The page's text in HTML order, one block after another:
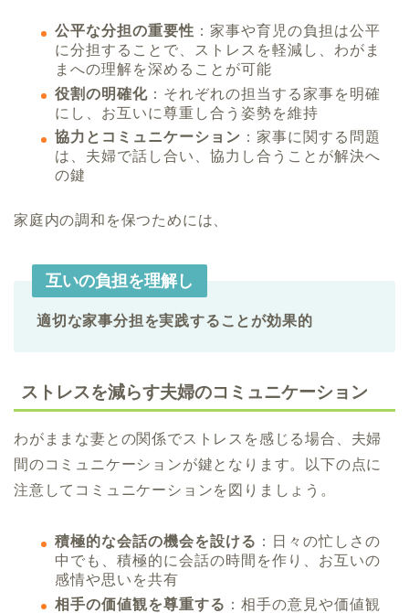
公平な分担の重要性 ：家事や育児の負担は公平
に分担することで、ストレスを軽減し、わがま
まへの理解を深めることが可能
役割の明確化 ：それぞれの担当する家事を明確
にし、お互いに尊重し合う姿勢を維持
協力とコミュニケーション ：家事に関する問題
は、夫婦で話し合い、協力し合うことが解決へ
の鍵
家庭内の調和を保つためには、
互いの負担を理解し
適切な家事分担を実践することが効果的
ストレスを減らす夫婦のコミュニケーション
わがままな妻との関係でストレスを感じる場合、夫婦
間のコミュニケーションが鍵となります。以下の点に
注意してコミュニケーションを図りましょう。
積極的な会話の機会を設ける ：日々の忙しさの
中でも、積極的に会話の時間を作り、お互いの
感情や思いを共有
相手の価値観を尊重する ：相手の意見や価値観